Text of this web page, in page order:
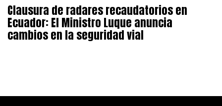
Clausura de radares recaudatorios en
Ecuador: El Ministro Luque anuncia
cambios en la seguridad vial